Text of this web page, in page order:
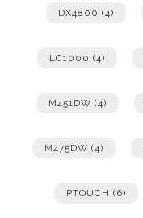
DX4800 (4)
LC1000 (4)
M451DW (4)
M475DW (4)
PTOUCH (6)